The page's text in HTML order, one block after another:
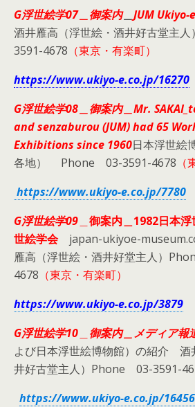
G浮世絵学07＿御案内＿ JUM
酒井雁高（浮世絵・酒井好古堂
3591-4678 （東京・有楽町）
https://www.ukiyo-e.co.jp/16270
G浮世絵学08＿御案内＿Mr.
and senzaburou (JUM) had 65
Exhibitions since 1960日本浮世絵
各地） Phone 03-3591-4678
https://www.ukiyo-e.co.jp/7780
G浮世絵学09
御案内＿1982日本
世絵学会japan-ukiyoe-
雁高（浮世絵・酒井好堂主人）
4678 （東京・有楽町）
https://www.ukiyo-e.co.jp/3879
G浮世絵学10
御案内＿メディア報
よび日本浮世絵博物館）の紹介 酒
井好古堂主人）Phone 03-3591-
https://www.ukiyo-e.co.jp/16456